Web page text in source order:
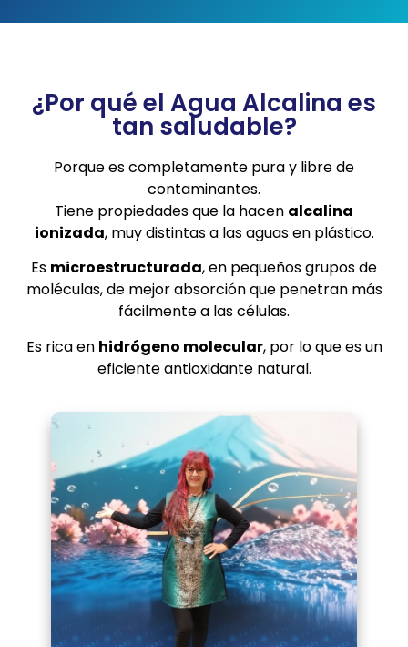
¿Por qué el Agua Alcalina es
tan saludable?
Porque es completamente pura y libre de
contaminantes.
Tiene propiedades que la hacen alcalina
ionizada, muy distintas a las aguas en plástico.
Es microestructurada, en pequeños grupos de
moléculas, de mejor absorción que penetran más
fácilmente a las células.
Es rica en hidrógeno molecular, por lo que es un
eficiente antioxidante natural.